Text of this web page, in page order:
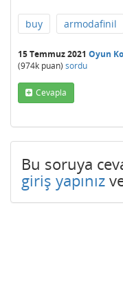
buy armodafinil
15 Temmuz 2021 Oyun
(974k puan) sordu
Cevapla
Bu soruya
giriş yapınız